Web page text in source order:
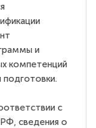
и
компетенций
подготовки.
с
сведения о